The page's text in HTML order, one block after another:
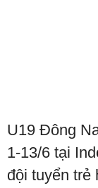
U19 Đông
1-13/6 tại
đội tuyển trẻ